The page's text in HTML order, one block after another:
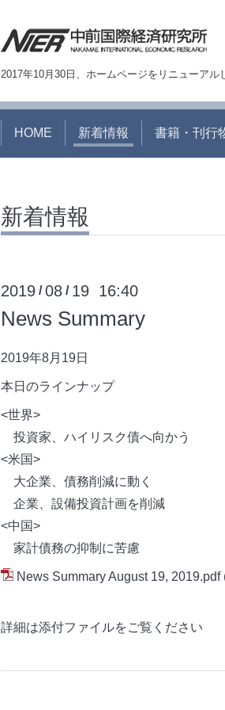
2017年10月30日、ホームページをリニューア
HOME 新着情報 書籍・刊行
新着情報
2019 /08 / 19 16:40
News Summary
2019年8月19日
本日のラインナップ
<世界>
投資家、ハイリスク債へ向かう
<米国>
大企業、債務削減に動く
企業、設備投資計画を削減
<中国>
家計債務の抑制に苦慮
News Summary August 19, 2019.pdf
詳細は添付ファイルをご覧ください